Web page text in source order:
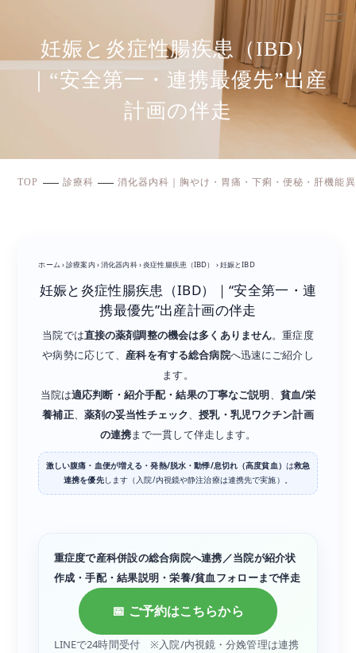
妊娠と炎症性腸疾患（IBD）
｜“安全第一・連携最優先”出産
計画の伴走
TOP 診療科 消化器内科｜胸やけ・胃痛・下痢・便秘・肝機能
ホーム ›診療案内 ›消化器内科›炎症性腸疾患（IBD） ›妊娠とIBD
妊娠と炎症性腸疾患（IBD）｜“安全第一・連
携最優先”出産計画の伴走
当院では直接の薬剤調整の機会は多くありません。重症度
や病勢に応じて、産科を有する総合病院へ迅速にご紹介し
ます。
当院は適応判断・紹介手配・結果の丁寧なご説明、 貧血/栄
養補正、 薬剤の妥当性チェック、授乳・乳児ワクチン計画
の連携まで一貫して伴走します。
激しい腹痛・血便が増える・発熱/脱水・動悸/息切れ（高度貧血） は救急
連携を優先します（入院/内視鏡や静注治療は連携先で実施）。
重症度で産科併設の総合病院へ連携／当院が紹介状
作成・手配・結果説明・栄養/貧血フォローまで伴走
📅 ご予約はこちらから
LINEで24時間受付 ※入院/内視鏡・分娩管理は連携